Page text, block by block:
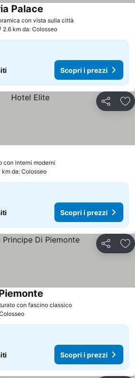
con vista sulla città
Palace
2.6 km da: Colosseo
Scopri i prezzi
Condividi
con interni moderni
km da: Colosseo
Scopri i prezzi
Condividi
con fascino classico
Scopri i prezzi